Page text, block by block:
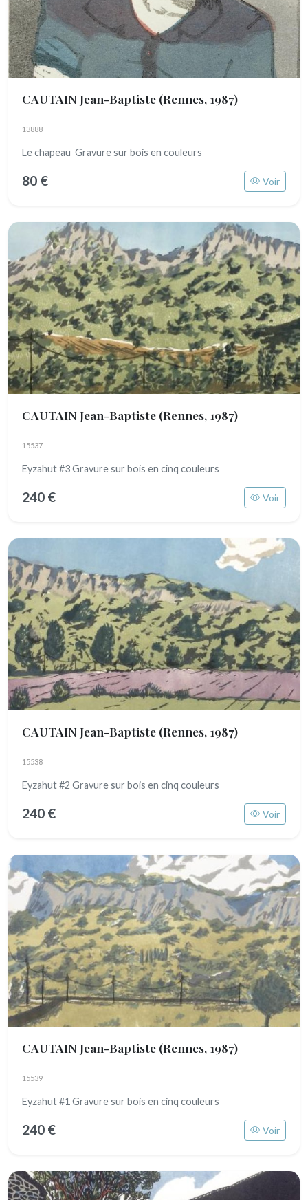
CAUTAIN Jean-Baptiste (Rennes, 1987)
13888
Le chapeau Gravure sur bois en couleurs
80 € Voir
CAUTAIN Jean-Baptiste (Rennes, 1987)
15537
Eyzahut #3 Gravure sur bois en cinq couleurs
240 € Voir
CAUTAIN Jean-Baptiste (Rennes, 1987)
15538
Eyzahut #2 Gravure sur bois en cinq couleurs
240 € Voir
CAUTAIN Jean-Baptiste (Rennes, 1987)
15539
Eyzahut #1 Gravure sur bois en cinq couleurs
240 € Voir